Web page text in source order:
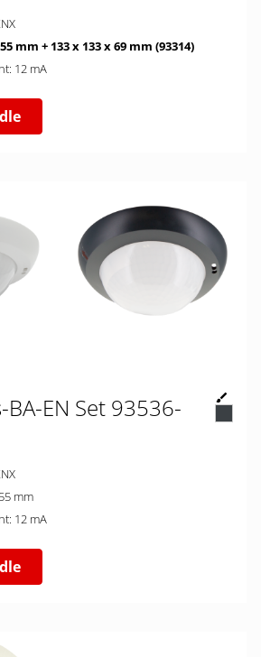
mm + 133 x 133 x 69 mm (93314)
Absorption de courant: 12 mA
BA-EN Set 93536-
x 55 mm
Absorption de courant: 12 mA